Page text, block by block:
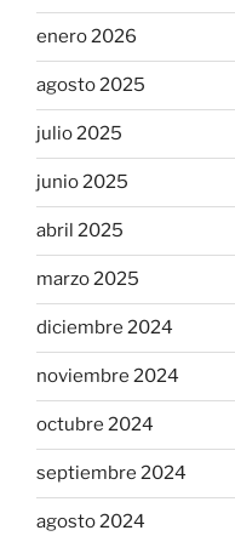
enero 2026
agosto 2025
julio 2025
junio 2025
abril 2025
marzo 2025
diciembre 2024
noviembre 2024
octubre 2024
septiembre 2024
agosto 2024